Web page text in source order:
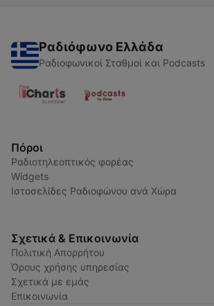
Ραδιόφωνο Ελλάδα
Ραδιοφωνικοί Σταθμοί και Podcasts
Πόροι
Ραδιοτηλεοπτικός φορέας
Widgets
Ιστοσελίδες Ραδιοφώνου ανά Χώρα
Σχετικά & Επικοινωνία
Πολιτική Απορρήτου
Όρους χρήσης υπηρεσίας
Σχετικά με εμάς
Επικοινωνία